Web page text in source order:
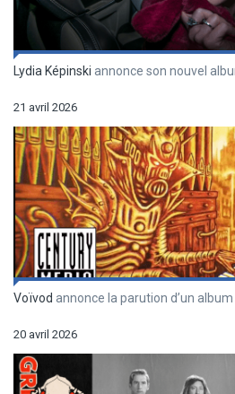
Lydia Képinski annonce son nouvel
21 avril 2026
Voïvod annonce la parution d’un
20 avril 2026